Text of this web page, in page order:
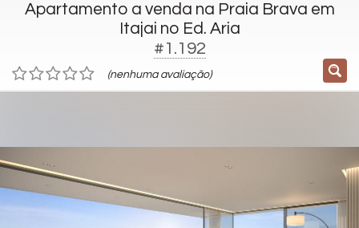
Apartamento a venda na Praia Brava em
Itajai no Ed. Aria
#1.192
(nenhuma avaliação)